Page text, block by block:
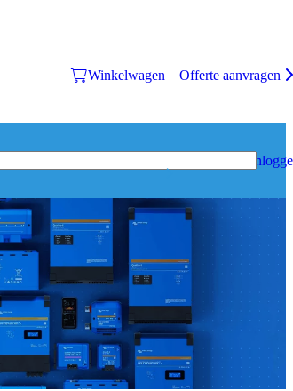
Winkelwagen Offerte aanvragen